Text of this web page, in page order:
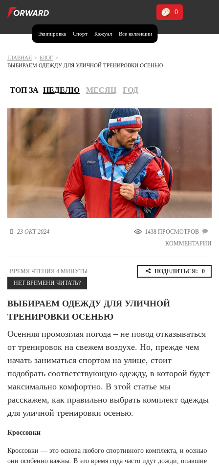
Экипировка Спорт Кэжуал Все коллекции
0
Москва и МО
Иркутская область (2)
Калининградская область (1)
Кемеровская область (2)
Краснодарский край (5)
Москва и МО (14)
Нижегородская область (1)
Республика Крым (1)
Республика Татарстан (2)
Санкт-Петербург и ЛО (3)
Саратовская область (1)
Северная Осетия (2)
Смоленская область (1)
Ставропольский край (5)
Томская область (1)
Тульская область (1)
Тюменская область (3)
Хакасия (1)
Челябинская область (2)
ГЛАВНАЯ > БЛОГ >
ВЫБИРАЕМ ОДЕЖДУ ДЛЯ УЛИЧНОЙ ТРЕНИРОВКИ ОСЕНЬЮ
ТОП ЗА НЕДЕЛЮ МЕСЯЦ ГОД
23 ОКТ 2024
1438 ПРОСМОТРОВ
КОММЕНТАРИИ
ВРЕМЯ ЧТЕНИЯ 4 МИНУТЫ
НЕТ ВРЕМЕНИ ЧИТАТЬ?
ПОДЕЛИТЬСЯ: 0
ВЫБИРАЕМ ОДЕЖДУ ДЛЯ УЛИЧНОЙ
ТРЕНИРОВКИ ОСЕНЬЮ
Осенняя промозглая погода – не повод отказываться
от тренировок на свежем воздухе. Но, прежде чем
начать заниматься спортом на улице, стоит
подобрать соответствующую одежду, в которой будет
максимально комфортно. В этой статье мы
расскажем, как правильно выбрать комплект одежды
для уличной тренировки осенью.
Кроссовки
Кроссовки — это основа любого спортивного комплекта, и осенью
они особенно важны. В это время года часто идут дожди, опавшие